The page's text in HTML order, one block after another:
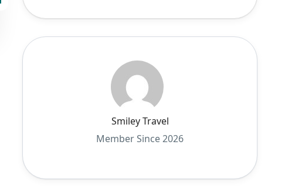
Smiley Travel
Member Since 2026